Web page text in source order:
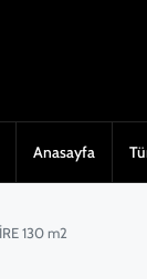
Anasayfa
130 m2